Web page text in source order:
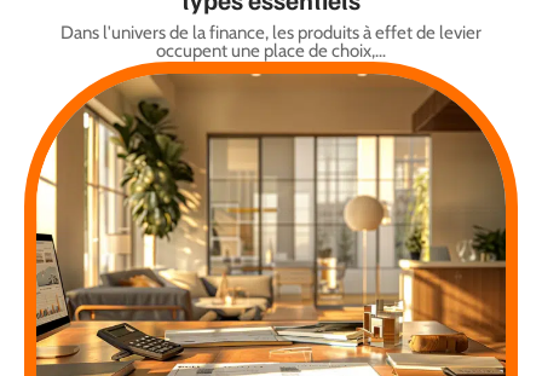
Dans l'univers de la finance, les produits à effet de levier
occupent une place de choix,…